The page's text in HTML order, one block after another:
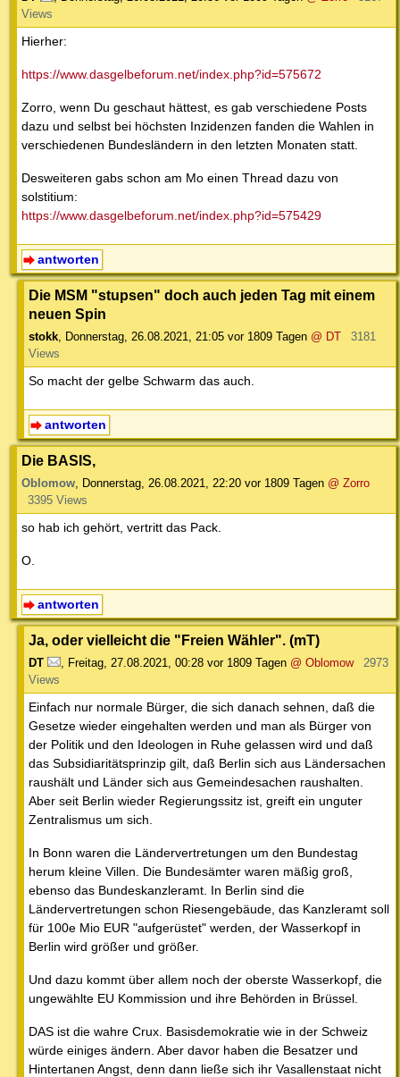
Views
Hierher:
https://www.dasgelbeforum.net/index.php?id=575672
Zorro, wenn Du geschaut hättest, es gab verschiedene Posts
dazu und selbst bei höchsten Inzidenzen fanden die Wahlen in
verschiedenen Bundesländern in den letzten Monaten statt.
Desweiteren gabs schon am Mo einen Thread dazu von
solstitium:
https://www.dasgelbeforum.net/index.php?id=575429
antworten
Die MSM "stupsen" doch auch jeden Tag mit einem
neuen Spin
stokk, Donnerstag, 26.08.2021, 21:05 vor 1809 Tagen @ DT
3181
Views
So macht der gelbe Schwarm das auch.
antworten
Die BASIS,
Oblomow, Donnerstag, 26.08.2021, 22:20 vor 1809 Tagen @ Zorro
3395 Views
so hab ich gehört, vertritt das Pack.
O.
antworten
Ja, oder vielleicht die "Freien Wähler". (mT)
DT Freitag, 27.08.2021, 00:28 vor 1809 Tagen @ Oblomow
2973
Views
Einfach nur normale Bürger, die sich danach sehnen, daß die
Gesetze wieder eingehalten werden und man als Bürger von
der Politik und den Ideologen in Ruhe gelassen wird und daß
das Subsidiaritätsprinzip gilt, daß Berlin sich aus Ländersachen
raushält und Länder sich aus Gemeindesachen raushalten.
Aber seit Berlin wieder Regierungssitz ist, greift ein unguter
Zentralismus um sich.
In Bonn waren die Ländervertretungen um den Bundestag
herum kleine Villen. Die Bundesämter waren mäßig groß,
ebenso das Bundeskanzleramt. In Berlin sind die
Ländervertretungen schon Riesengebäude, das Kanzleramt soll
für 100e Mio EUR "aufgerüstet" werden, der Wasserkopf in
Berlin wird größer und größer.
Und dazu kommt über allem noch der oberste Wasserkopf, die
ungewählte EU Kommission und ihre Behörden in Brüssel.
DAS ist die wahre Crux. Basisdemokratie wie in der Schweiz
würde einiges ändern. Aber davor haben die Besatzer und
Hintertanen Angst, denn dann ließe sich ihr Vasallenstaat nicht